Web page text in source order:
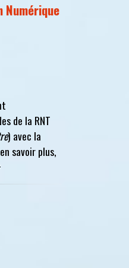
Numérique
de la RNT
) avec la
savoir plus,